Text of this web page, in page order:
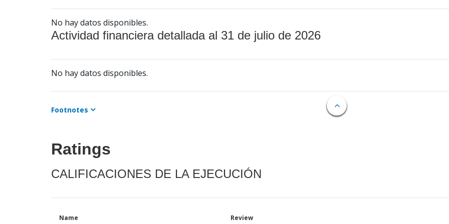
No hay datos disponibles.
Actividad financiera detallada al 31 de julio de 2026
No hay datos disponibles.
Footnotes
Ratings
CALIFICACIONES DE LA EJECUCIÓN
Name Review